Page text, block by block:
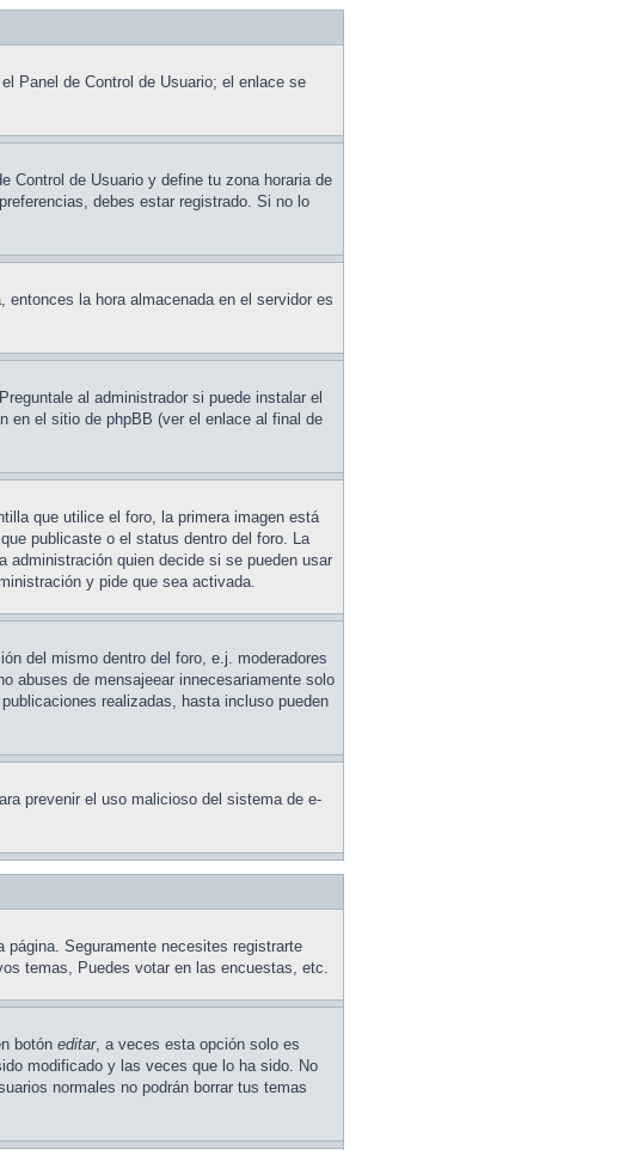
Panel de Control de Usuario; el enlace se
Control de Usuario y define tu zona horaria de
debes estar registrado. Si no lo
la hora almacenada en el servidor es
al administrador si puede instalar el
en el sitio de phpBB (ver el enlace al final de
que utilice el foro, la primera imagen está
publicaste o el status dentro del foro. La
administración quien decide si se pueden usar
y pide que sea activada.
del mismo dentro del foro, e.j. moderadores
abuses de mensajeear innecesariamente solo
realizadas, hasta incluso pueden
prevenir el uso malicioso del sistema de e-
página. Seguramente necesites registrarte
temas, Puedes votar en las encuestas, etc.
botón editar, a veces esta opción solo es
modificado y las veces que lo ha sido. No
normales no podrán borrar tus temas